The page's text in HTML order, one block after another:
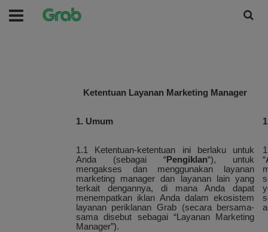
Ketentuan Layanan Marketing Manager
1. Umum
1.1 Ketentuan-ketentuan ini berlaku untuk
Anda (sebagai “Pengiklan“), untuk
mengakses dan menggunakan layanan
marketing manager dan layanan lain yang
terkait dengannya, di mana Anda dapat
menempatkan iklan Anda dalam ekosistem
layanan periklanan Grab (secara bersama-
sama disebut sebagai “Layanan Marketing
Manager”).
“